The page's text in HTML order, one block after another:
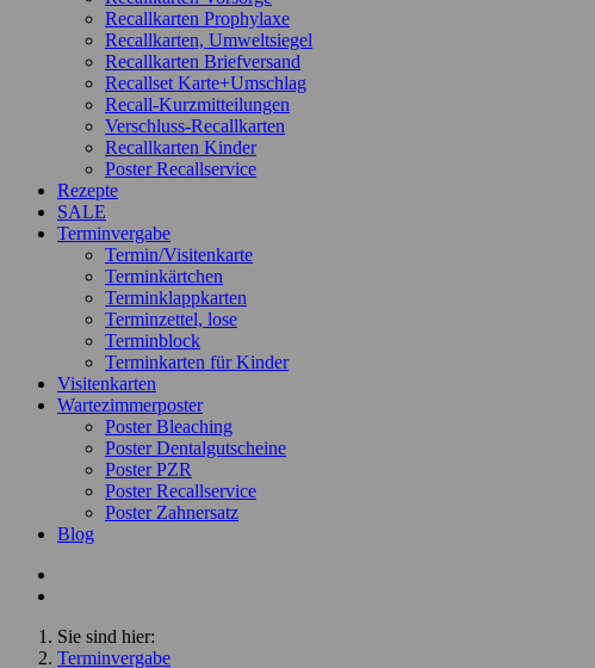
Recallkarten Prophylaxe
Recallkarten, Umweltsiegel
Recallkarten Briefversand
Recallset Karte+Umschlag
Recall-Kurzmitteilungen
Verschluss-Recallkarten
Recallkarten Kinder
Poster Recallservice
Rezepte
SALE
Terminvergabe
Termin/Visitenkarte
Terminkärtchen
Terminklappkarten
Terminzettel, lose
Terminblock
Terminkarten für Kinder
Visitenkarten
Wartezimmerposter
Poster Bleaching
Poster Dentalgutscheine
Poster PZR
Poster Recallservice
Poster Zahnersatz
Blog
Sie sind hier:
Terminvergabe